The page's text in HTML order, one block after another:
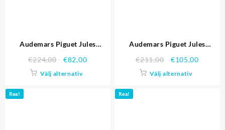
Audemars Piguet Jules
3381
€224,00 €82,00
Välj alternativ
Audemars Piguet Jules
3395
€211,00 €105,00
Välj alternativ
Rea! Rea!